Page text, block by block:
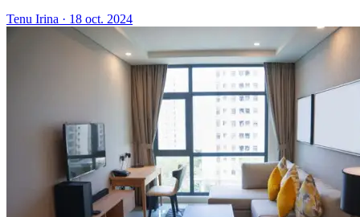
Tenu Irina · 18 oct. 2024